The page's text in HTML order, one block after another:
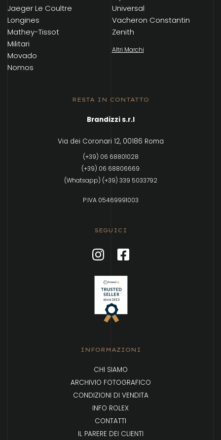
Jaeger Le Coultre
Longines
Mathey-Tissot
Militari
Movado
Nomos
Universal
Vacheron Constantin
Zenith
Altri Marchi
RESTA IN CONTATTO
Brandizzi s.r.l
Via dei Coronari 12, 00186 Roma
(+39) 06 68801028
(+39) 06 68806669
(Whatsapp) (+39) 339 5033792
P.IVA 05469991003
SEGUICI
INFORMAZIONI
CHI SIAMO
ARCHIVIO FOTOGRAFICO
CONDIZIONI DI VENDITA
INFO ROLEX
CONTATTI
IL PARERE DEI CLIENTI